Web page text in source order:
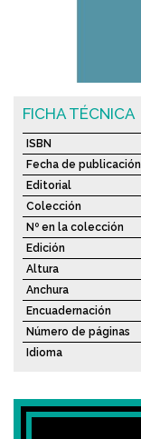
FICHA TÉCNICA
ISBN
Fecha de publicación
Editorial
Colección
Nº en la colección
Edición
Altura
Anchura
Encuadernación
Número de páginas
Idioma